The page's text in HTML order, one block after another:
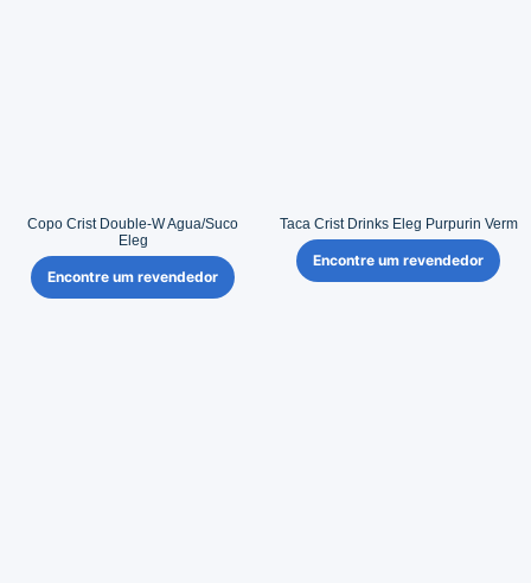
Copo Crist Double-W Agua/Suco
Eleg
Encontre um revendedor
Taca Crist Drinks Eleg Purpurin Verm
Encontre um revendedor